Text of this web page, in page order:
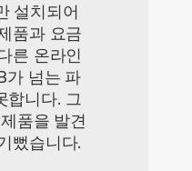
설치되어
품과 요금
른 온라인
가 넘는 파
합니다. 그
품을 발견
뻤습니다.